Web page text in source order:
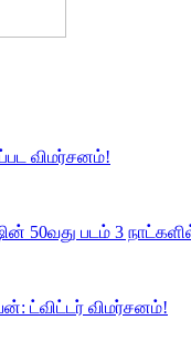
விமர்சனம்!
50வது படம் 3
ட்விட்டர் விமர்சனம்!